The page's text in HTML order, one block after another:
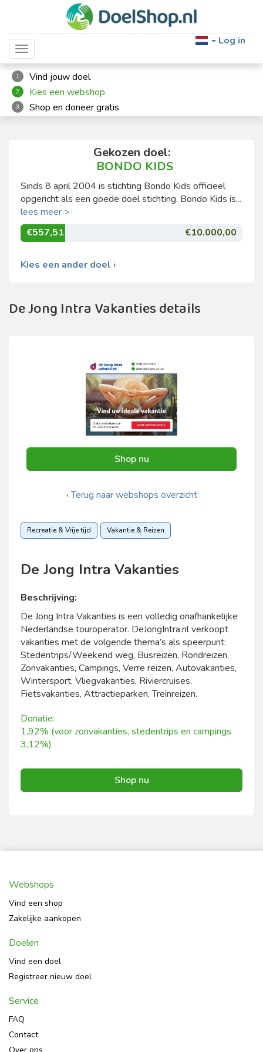
Toggle navigation
Log in
1 Vind jouw doel
2 Kies een webshop
3 Shop en doneer gratis
Gekozen doel:
BONDO KIDS
Sinds 8 april 2004 is stichting Bondo Kids officieel
opgericht als een goede doel stichting. Bondo Kids is...
lees meer >
€557,51
€10.000,00
Kies een ander doel ›
De Jong Intra Vakanties details
Shop nu
‹ Terug naar webshops overzicht
Recreatie & Vrije tijd Vakantie & Reizen
De Jong Intra Vakanties
Beschrijving:
De Jong Intra Vakanties is een volledig onafhankelijke
Nederlandse touroperator. DeJongIntra.nl verkoopt
vakanties met de volgende thema’s als speerpunt:
Stedentrips/Weekend weg, Busreizen, Rondreizen,
Zonvakanties, Campings, Verre reizen, Autovakanties,
Wintersport, Vliegvakanties, Riviercruises,
Fietsvakanties, Attractieparken, Treinreizen.
Donatie:
1,92% (voor zonvakanties, stedentrips en campings
3,12%)
Shop nu
Webshops
Vind een shop
Zakelijke aankopen
Doelen
Vind een doel
Registreer nieuw doel
Service
FAQ
Contact